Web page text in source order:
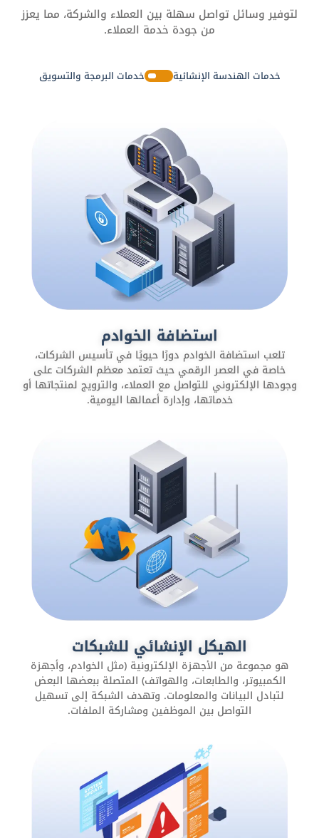
لتوفير وسائل تواصل سهلة بين العملاء والشركة، مما يعزز
من جودة خدمة العملاء.
خدمات الهندسة الإنشائية خدمات البرمجة والتسويق
استضافة الخوادم
تلعب استضافة الخوادم دورًا حيويًا في تأسيس الشركات،
خاصة في العصر الرقمي حيث تعتمد معظم الشركات على
وجودها الإلكتروني للتواصل مع العملاء، والترويج لمنتجاتها أو
خدماتها، وإدارة أعمالها اليومية.
الهيكل الإنشائي للشبكات
هو مجموعة من الأجهزة الإلكترونية (مثل الخوادم، وأجهزة
الكمبيوتر، والطابعات، والهواتف) المتصلة ببعضها البعض
لتبادل البيانات والمعلومات. وتهدف الشبكة إلى تسهيل
التواصل بين الموظفين ومشاركة الملفات.
برامج المحاسبة والفوترة
نستخدم أحدث التقنيات لإدارة الفواتير والمدفوعات بسهولة،
مثل PayBy و careem PAY
أنظمة إدارة علاقات العملاء
هو برنامج يساعد الشركات على إدارة تفاعلاتها مع العملاء،
وتحسين تجربة العملاء، وزيادة المبيعات من خلال تتبع البيانات
وتحليلها.